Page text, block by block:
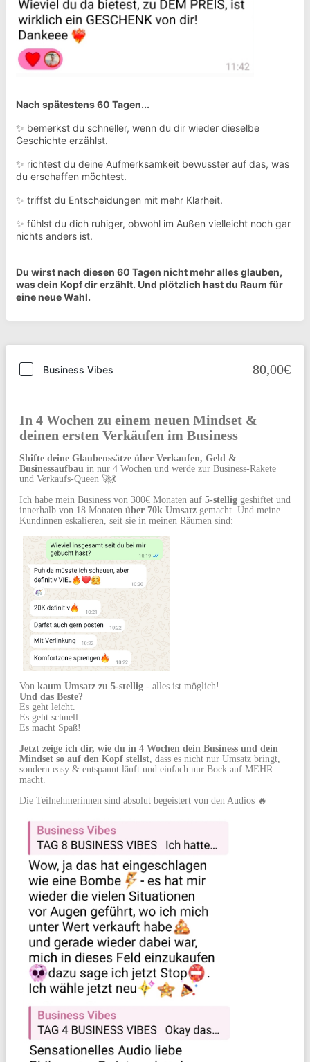
Nach spätestens 60 Tagen...
✨ bemerkst du schneller, wenn du dir wieder dieselbe
Geschichte erzählst.
✨ richtest du deine Aufmerksamkeit bewusster auf das, was
du erschaffen möchtest.
✨ triffst du Entscheidungen mit mehr Klarheit.
✨ fühlst du dich ruhiger, obwohl im Außen vielleicht noch gar
nichts anders ist.
Du wirst nach diesen 60 Tagen nicht mehr alles glauben,
was dein Kopf dir erzählt. Und plötzlich hast du Raum für
eine neue Wahl.
Business Vibes 80,00€
In 4 Wochen zu einem neuen Mindset &
deinen ersten Verkäufen im Business
Shifte deine Glaubenssätze über Verkaufen, Geld &
Businessaufbau in nur 4 Wochen und werde zur Business-Rakete
und Verkaufs-Queen 🚀💃
Ich habe mein Business von 300€ Monaten auf 5-stellig geshiftet und
innerhalb von 18 Monaten über 70k Umsatz gemacht. Und meine
Kundinnen eskalieren, seit sie in meinen Räumen sind:
Von kaum Umsatz zu 5-stellig - alles ist möglich!
Und das Beste?
Es geht leicht.
Es geht schnell.
Es macht Spaß!
Jetzt zeige ich dir, wie du in 4 Wochen dein Business und dein
Mindset so auf den Kopf stellst, dass es nicht nur Umsatz bringt,
sondern easy & entspannt läuft und einfach nur Bock auf MEHR
macht.
Die Teilnehmerinnen sind absolut begeistert von den Audios 🔥